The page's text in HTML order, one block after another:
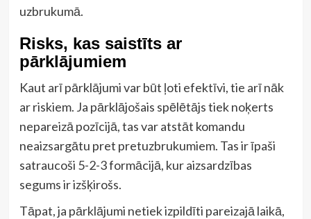
uzbrukumā.
Risks, kas saistīts ar
pārklājumiem
Kaut arī pārklājumi var būt ļoti efektīvi, tie arī nāk
ar riskiem. Ja pārklājošais spēlētājs tiek noķerts
nepareizā pozīcijā, tas var atstāt komandu
neaizsargātu pret pretuzbrukumiem. Tas ir īpaši
satraucoši 5-2-3 formācijā, kur aizsardzības
segums ir izšķirošs.
Tāpat, ja pārklājumi netiek izpildīti pareizajā laikā,